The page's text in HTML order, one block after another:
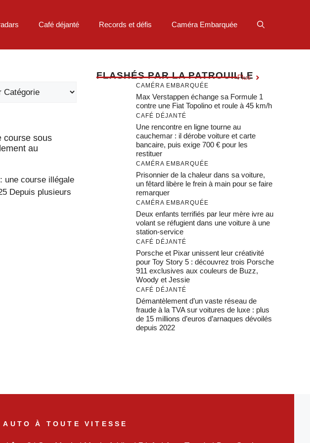
Café déjanté Records et défis Caméra Embarquée
course sous
au
une course illégale
Depuis plusieurs
FLASHÉS PAR LA PATROUILLE
Plus
CAMÉRA EMBARQUÉE
Max Verstappen échange sa Formule 1
contre une Fiat Topolino et roule à 45 km/h
CAFÉ DÉJANTÉ
Une rencontre en ligne tourne au
cauchemar : il dérobe voiture et carte
bancaire, puis exige 700 € pour les
restituer
CAMÉRA EMBARQUÉE
Prisonnier de la chaleur dans sa voiture,
un fêtard libère le frein à main pour se faire
remarquer
CAMÉRA EMBARQUÉE
Deux enfants terrifiés par leur mère ivre au
volant se réfugient dans une voiture à une
station-service
CAFÉ DÉJANTÉ
Porsche et Pixar unissent leur créativité
pour Toy Story 5 : découvrez trois Porsche
911 exclusives aux couleurs de Buzz,
Woody et Jessie
CAFÉ DÉJANTÉ
Démantèlement d’un vaste réseau de
fraude à la TVA sur voitures de luxe : plus
de 15 millions d’euros d’arnaques dévoilés
depuis 2022
À TOUTE VITESSE